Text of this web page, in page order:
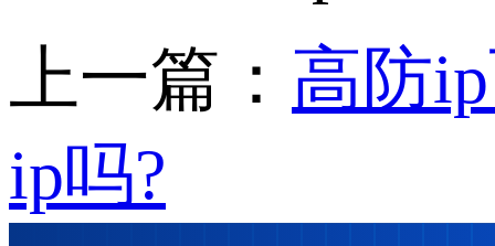
上一篇： 高防
ip吗?